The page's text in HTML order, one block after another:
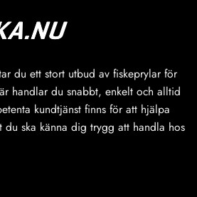
du ett stort utbud av fiskeprylar för
handlar du snabbt, enkelt och alltid
kundtjänst finns för att hjälpa
ska känna dig trygg att handla hos